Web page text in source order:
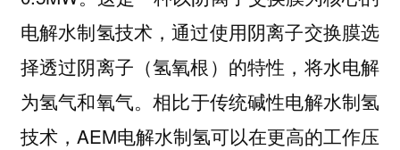
电解水制氢技术，通过使用阴离子交换膜选
择透过阴离子（氢氧根）的特性，将水电解
为氢气和氧气。相比于传统碱性电解水制氢
技术，AEM电解水制氢可以在更高的工作压